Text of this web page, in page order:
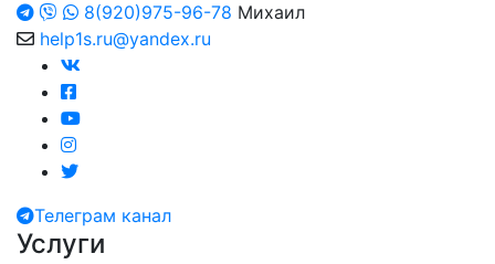
8(920)975-96-78 Михаил
help1s.ru@yandex.ru
Телеграм канал
Услуги